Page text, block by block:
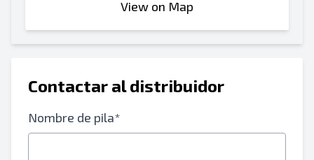
View on Map
Contactar al distribuidor
Nombre de pila*